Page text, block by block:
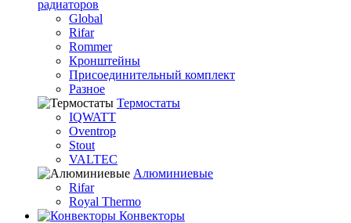
радиаторов
Global
Rifar
Rommer
Кронштейны
Присоединительный комплект
Разное
Термостаты
IQWATT
Oventrop
Stout
VALTEC
Алюминиевые
Rifar
Royal Thermo
Конвекторы